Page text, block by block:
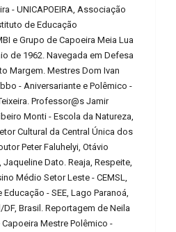
- UNICAPOEIRA, Associação
de Educação
e Grupo de Capoeira Meia Lua
de 1962. Navegada em Defesa
Margem. Mestres Dom Ivan
- Aniversariante e Polêmico -
Professor@s Jamir
Monti - Escola da Natureza,
Cultural da Central Única dos
Peter Faluhelyi, Otávio
Dato. Reaja, Respeite,
Médio Setor Leste - CEMSL,
- SEE, Lago Paranoá,
Brasil. Reportagem de Neila
Mestre Polêmico -